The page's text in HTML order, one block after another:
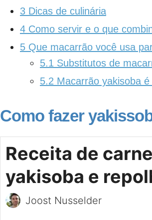
3 Dicas de culinária
4 Como servir e o que
5 Que macarrão você usa
5.1 Substitutos de
5.2 Macarrão yakisoba
Como fazer
Receita de carne
yakisoba e
Joost Nusselder